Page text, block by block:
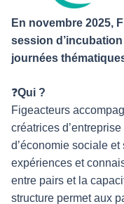
En novembre 2025,
session
journées
❓Qui ?
Figeacteurs
créatrices
d’économie sociale
expériences et
entre pairs et la
structure permet aux